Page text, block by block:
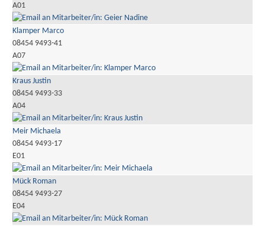
A01
Klamper Marco
08454 9493-41
A07
Kraus Justin
08454 9493-33
A04
Meir Michaela
08454 9493-17
E01
Mück Roman
08454 9493-27
E04